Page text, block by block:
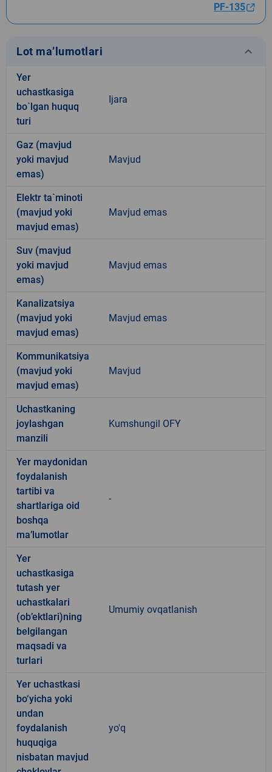
PF-135
Lot ma’lumotlari keyboard_arrow_down
Yer
uchastkasiga
bo`lgan huquq
turi
Ijara
Gaz (mavjud
yoki mavjud
emas)
Mavjud
Elektr ta`minoti
(mavjud yoki
mavjud emas)
Mavjud emas
Suv (mavjud
yoki mavjud
emas)
Mavjud emas
Kanalizatsiya
(mavjud yoki
mavjud emas)
Mavjud emas
Kommunikatsiya
(mavjud yoki
mavjud emas)
Mavjud
Uchastkaning
joylashgan
manzili
Kumshungil OFY
Yer maydonidan
foydalanish
tartibi va
shartlariga oid
boshqa
ma’lumotlar
-
Yer
uchastkasiga
tutash yer
uchastkalari
(ob’ektlari)ning
belgilangan
maqsadi va
turlari
Umumiy ovqatlanish
Yer uchastkasi
bo‘yicha yoki
undan
foydalanish
huquqiga
nisbatan mavjud
yo'q